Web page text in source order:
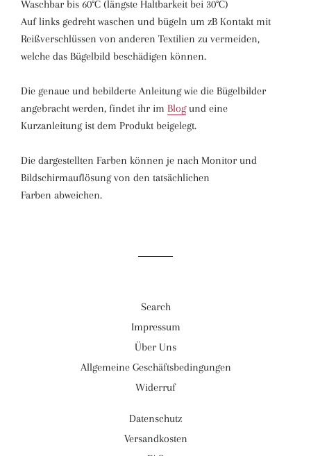
Waschbar bis 60°C (längste Haltbarkeit bei 30°C)
Auf links gedreht waschen und bügeln um zB Kontakt mit
Reißverschlüssen von anderen Textilien zu vermeiden,
welche das Bügelbild beschädigen können.
Die genaue und bebilderte Anleitung wie die Bügelbilder
angebracht werden, findet ihr im Blogund eine
Kurzanleitung ist dem Produkt beigelegt.
Die dargestellten Farben können je nach Monitor und
Bildschirmauflösung von den tatsächlichen
Farben abweichen.
Search
Impressum
Über Uns
Allgemeine Geschäftsbedingungen
Widerruf
Datenschutz
Versandkosten